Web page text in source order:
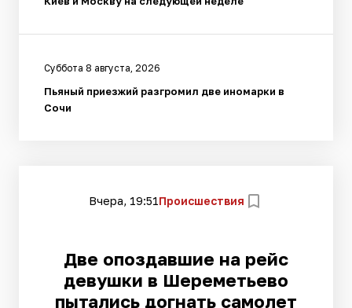
Суббота 8 августа, 2026
Пьяный приезжий разгромил две иномарки в
Сочи
Вчера, 19:51Происшествия
Две опоздавшие на рейс
девушки в Шереметьево
пытались догнать самолет